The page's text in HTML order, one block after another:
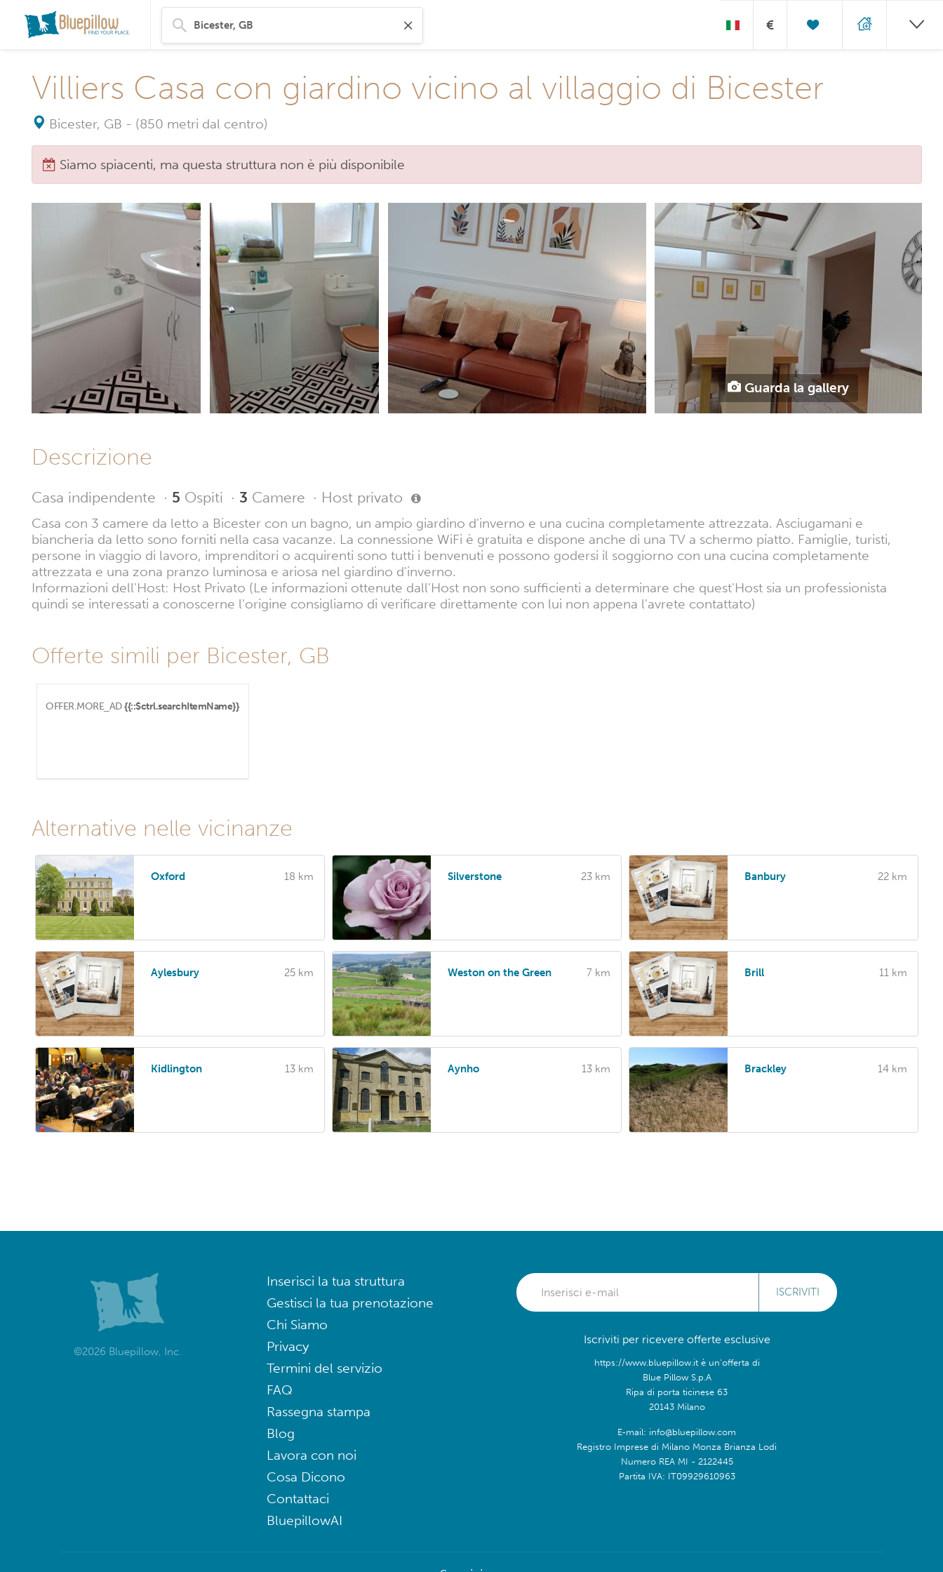
€
Villiers Casa con giardino vicino al villaggio di Bicester
Bicester, GB - (850 metri dal centro)
Siamo spiacenti, ma questa struttura non è più disponibile
Guarda la gallery
Descrizione
Casa indipendente · 5 Ospiti · 3 Camere · Host privato
Casa con 3 camere da letto a Bicester con un bagno, un ampio giardino d'inverno e una cucina completamente attrezzata. Asciugamani e
biancheria da letto sono forniti nella casa vacanze. La connessione WiFi è gratuita e dispone anche di una TV a schermo piatto. Famiglie, turisti,
persone in viaggio di lavoro, imprenditori o acquirenti sono tutti i benvenuti e possono godersi il soggiorno con una cucina completamente
attrezzata e una zona pranzo luminosa e ariosa nel giardino d'inverno.
Informazioni dell'Host: Host Privato (Le informazioni ottenute dall'Host non sono sufficienti a determinare che quest'Host sia un professionista
quindi se interessati a conoscerne l'origine consigliamo di verificare direttamente con lui non appena l'avrete contattato)
Offerte simili per Bicester, GB
OFFER.MORE_AD {{::$ctrl.searchItemName}}
Alternative nelle vicinanze
Oxford 18 km Silverstone 23 km Banbury 22 km
Aylesbury 25 km Weston on the Green 7 km Brill 11 km
Kidlington 13 km Aynho 13 km Brackley 14 km
©2026 Bluepillow, Inc.
Inserisci la tua struttura
Gestisci la tua prenotazione
Chi Siamo
Privacy
Termini del servizio
FAQ
Rassegna stampa
Blog
Lavora con noi
Cosa Dicono
Contattaci
BluepillowAI
ISCRIVITI
Iscriviti per ricevere offerte esclusive
https://www.bluepillow.it è un'offerta di
Blue Pillow S.p.A
Ripa di porta ticinese 63
20143 Milano
E-mail: info@bluepillow.com
Registro Imprese di Milano Monza Brianza Lodi
Numero REA MI - 2122445
Partita IVA: IT09929610963